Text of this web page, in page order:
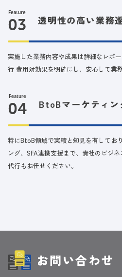
Feature
透明性の高い業務
実施した業務内容や成果は詳細なレポ
行 費用対効果を明確にし、安心して業
Feature
BtoBマーケティン
特にBtoB領域で実績と知見を有してお
ング、SFA連携支援まで、貴社のビジ
代行もお任せください。
お問い合わせ